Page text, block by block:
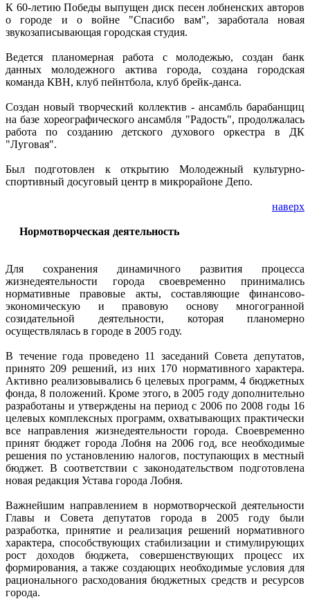
К 60-летию Победы выпущен диск песен лобненских авторов
о городе и о войне "Спасибо вам", заработала новая
звукозаписывающая городская студия.
Ведется планомерная работа с молодежью, создан банк
данных молодежного актива города, создана городская
команда КВН, клуб пейнтбола, клуб брейк-данса.
Создан новый творческий коллектив - ансамбль барабанщиц
на базе хореографического ансамбля "Радость", продолжалась
работа по созданию детского духового оркестра в ДК
"Луговая".
Был подготовлен к открытию Молодежный культурно-
спортивный досуговый центр в микрорайоне Депо.
наверх
Нормотворческая деятельность
Для сохранения динамичного развития процесса
жизнедеятельности города своевременно принимались
нормативные правовые акты, составляющие финансово-
экономическую и правовую основу многогранной
созидательной деятельности, которая планомерно
осуществлялась в городе в 2005 году.
В течение года проведено 11 заседаний Совета депутатов,
принято 209 решений, из них 170 нормативного характера.
Активно реализовывались 6 целевых программ, 4 бюджетных
фонда, 8 положений. Кроме этого, в 2005 году дополнительно
разработаны и утверждены на период с 2006 по 2008 годы 16
целевых комплексных программ, охватывающих практически
все направления жизнедеятельности города. Своевременно
принят бюджет города Лобня на 2006 год, все необходимые
решения по установлению налогов, поступающих в местный
бюджет. В соответствии с законодательством подготовлена
новая редакция Устава города Лобня.
Важнейшим направлением в нормотворческой деятельности
Главы и Совета депутатов города в 2005 году были
разработка, принятие и реализация решений нормативного
характера, способствующих стабилизации и стимулирующих
рост доходов бюджета, совершенствующих процесс их
формирования, а также создающих необходимые условия для
рационального расходования бюджетных средств и ресурсов
города.